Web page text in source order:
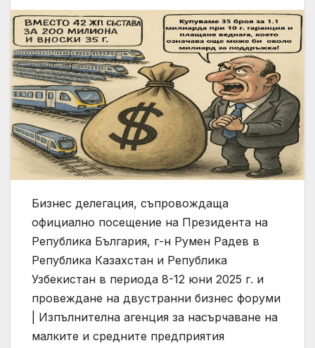
Бизнес делегация, съпровождаща
официално посещение на Президента на
Република България, г-н Румен Радев в
Република Казахстан и Република
Узбекистан в периода 8-12 юни 2025 г. и
провеждане на двустранни бизнес форуми
| Изпълнителна агенция за насърчаване на
малките и средните предприятия